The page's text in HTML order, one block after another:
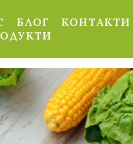
БЛОГ КОНТАКТИ